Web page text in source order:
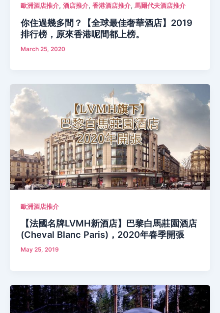
歐洲酒店推介, 酒店推介, 香港酒店推介, 馬爾代夫酒店推介
你住過幾多間？【全球最佳奢華酒店】2019
排行榜，原來香港呢間都上榜。
March 25, 2020
歐洲酒店推介
【法國名牌LVMH新酒店】巴黎白馬莊園酒店
(Cheval Blanc Paris)，2020年春季開張
May 25, 2019